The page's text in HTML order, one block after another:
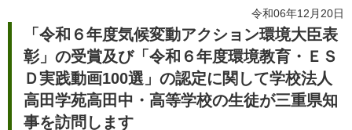
令和06年12月20日
「令和６年度気候変動アクション環境大臣表
彰」の受賞及び「令和６年度環境教育・ＥＳ
Ｄ実践動画100選」の認定に関して学校法人
高田学苑高田中・高等学校の生徒が三重県知
事を訪問します